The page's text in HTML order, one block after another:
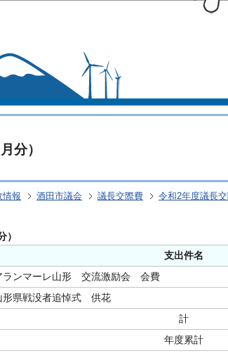
分）
情報 酒田市議会 議長交際費 令和2年度議長
支出件名
ランマーレ山形 交流激励会 会費
形県戦没者追悼式 供花
計
年度累計